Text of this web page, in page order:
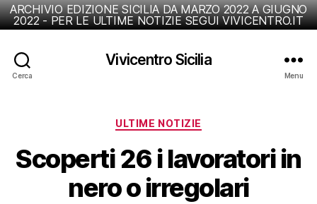
ARCHIVIO EDIZIONE SICILIA DA MARZO 2022 A GIUGNO
2022 - PER LE ULTIME NOTIZIE SEGUI VIVICENTRO.IT
Cerca
Vivicentro Sicilia
Menu
Categorie
ULTIME NOTIZIE
Scoperti 26 i lavoratori in
nero o irregolari